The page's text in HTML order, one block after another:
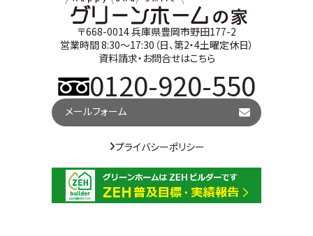
〒668-0014 兵庫県豊岡市野田177-2
営業時間 8:30～17:30（日、第2・4土曜定休日）
資料請求・お問合せはこちら
0120-920-550
メールフォーム
プライバシーポリシー